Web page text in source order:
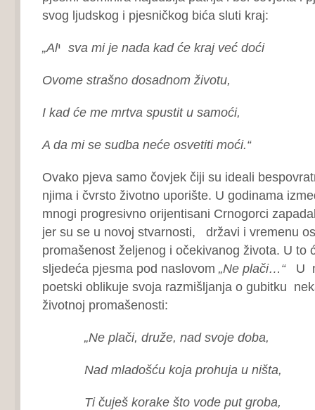
svog ljudskog i pjesničkog bića sluti kraj:
„Alי sva mi je nada kad će kraj već doći
Ovome strašno dosadnom životu,
I kad će me mrtva spustit u samoći,
A da mi se sudba neće osvetiti moći.“
Ovako pjeva samo čovjek čiji su ideali
njima i čvrsto životno uporište. U godinama
mnogi progresivno orijentisani Crnogorci
jer su se u novoj stvarnosti, državi i vremenu
promašenost željenog i očekivanog života. U to
sljedeća pjesma pod naslovom „Ne plači…“U
poetski oblikuje svoja razmišljanja o gubitku
životnoj promašenosti:
„Ne plači, druže, nad svoje doba,
Nad mladošću koja prohuja u ništa,
Ti čuješ korake što vode put groba,